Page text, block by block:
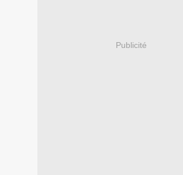
Publicité